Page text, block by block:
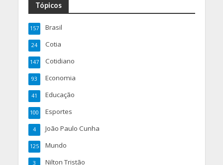
Tópicos
Brasil
157
Cotia
24
Cotidiano
147
Economia
93
Educação
41
Esportes
100
João Paulo Cunha
4
Mundo
125
Nilton Tristão
3